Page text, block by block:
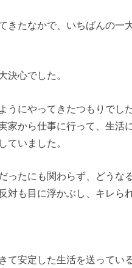
きたなかで、いちばんの一
決心でした。
うにやってきたつもりでし
家から仕事に行って、生活
ていました。
ったにも関わらず、どうな
対も目に浮かぶし、キレら
て安定した生活を送ってい